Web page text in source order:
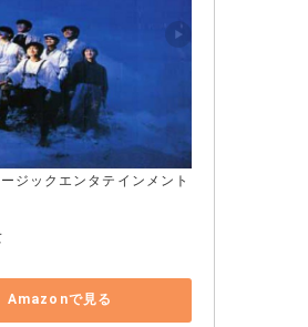
ジックエンタテインメント
Amazonで見る